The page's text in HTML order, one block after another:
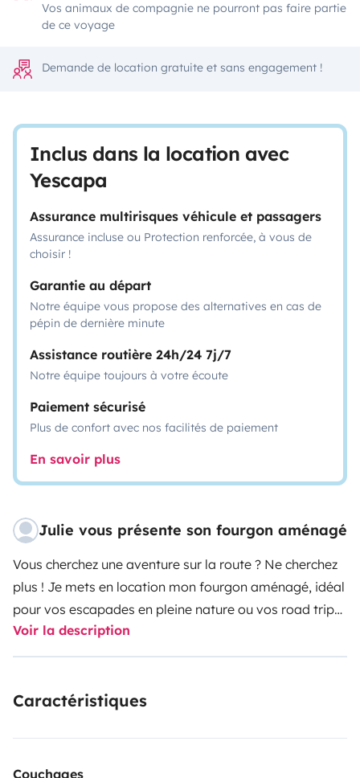
Vos animaux de compagnie ne pourront pas faire partie
de ce voyage
Demande de location gratuite et sans engagement !
Inclus dans la location avec
Yescapa
Assurance multirisques véhicule et passagers
Assurance incluse ou Protection renforcée, à vous de
choisir !
Garantie au départ
Notre équipe vous propose des alternatives en cas de
pépin de dernière minute
Assistance routière 24h/24 7j/7
Notre équipe toujours à votre écoute
Paiement sécurisé
Plus de confort avec nos facilités de paiement
En savoir plus
Julie vous présente son fourgon aménagé
Vous cherchez une aventure sur la route ? Ne cherchez
plus ! Je mets en location mon fourgon aménagé, idéal
pour vos escapades en pleine nature ou vos road trips
entre amis. Que ce soit en été ou en hiver, vous serez
ravis de voyager en autonomie grâce au panneau
gaz ( très bonne isolation). pour le confort du
grande chaleur, vous pourrez bénéficier de la
Voir la description
Caractéristiques
Couchages